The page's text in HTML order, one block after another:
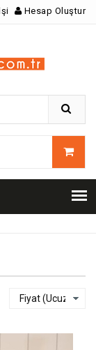
Hesap Oluştur